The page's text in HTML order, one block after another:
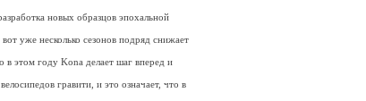
новых образцов эпохальной
уже несколько сезонов подряд снижает
в этом году Kona делает шаг вперед и
гравити, и это означает, что в